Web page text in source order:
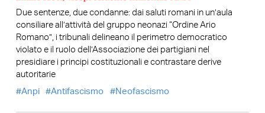
Due sentenze, due condanne: dai saluti romani in un’aula
consiliare all’attività del gruppo neonazi “Ordine Ario
Romano”, i tribunali delineano il perimetro democratico
violato e il ruolo dell’Associazione dei partigiani nel
presidiare i principi costituzionali e contrastare derive
autoritarie
Anpi
Antifascismo Neofascismo